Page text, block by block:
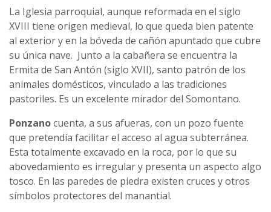
La Iglesia parroquial, aunque reformada en el siglo
XVIII tiene origen medieval, lo que queda bien patente
al exterior y en la bóveda de cañón apuntado que cubre
su única nave. Junto a la cabañera se encuentra la
Ermita de San Antón (siglo XVII), santo patrón de los
animales domésticos, vinculado a las tradiciones
pastoriles. Es un excelente mirador del Somontano.
Ponzanocuenta, a sus afueras, con un pozo fuente
que pretendía facilitar el acceso al agua subterránea.
Esta totalmente excavado en la roca, por lo que su
abovedamiento es irregular y presenta un aspecto algo
tosco. En las paredes de piedra existen cruces y otros
símbolos protectores del manantial.